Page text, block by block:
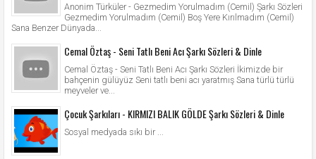
Anonim Türküler - Gezmedim Yorulmadım (Cemil) Şarkı Sözleri
Gezmedim Yorulmadım (Cemil) Boş Yere Kırılmadım (Cemil)
Sana Benzer Dünyada...
Cemal Öztaş - Seni Tatlı Beni Acı Şarkı Sözleri & Dinle
Cemal Öztaş - Seni Tatlı Beni Acı Şarkı Sözleri İkimizde bir
bahçenin gülüyüz Seni tatlı beni acı yaratmış Sana türlü türlü
meyveler ve...
Çocuk Şarkıları - KIRMIZI BALIK GÖLDE Şarkı Sözleri & Dinle
Sosyal medyada sıkı bir ...